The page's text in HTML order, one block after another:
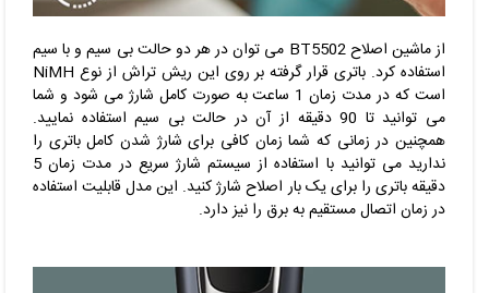
از ماشین اصلاحBT5502 می توان در هر دو حالت بی سیم و با سیم
استفاده کرد. باتری قرار گرفته بر روی این ریش تراش از نوع NiMH
است که در مدت زمان 1 ساعت به صورت کامل شارژ می شود و شما
می توانید تا 90 دقیقه از آن در حالت بی سیم استفاده نمایید.
همچنین در زمانی که شما زمان کافی برای شارژ شدن کامل باتری را
ندارید می توانید با استفاده از سیستم شارژ سریع در مدت زمان 5
دقیقه باتری را برای یک بار اصلاح شارژ کنید. این مدل قابلیت استفاده
در زمان اتصال مستقیم به برق را نیز دارد.